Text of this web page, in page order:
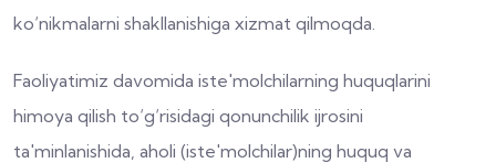
ko‘nikmalarni shakllanishiga xizmat qilmoqda.
Faoliyatimiz davomida iste'molchilarning huquqlarini
himoya qilish to‘g‘risidagi qonunchilik ijrosini
ta'minlanishida, aholi (iste'molchilar)ning huquq va